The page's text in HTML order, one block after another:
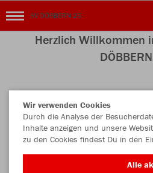
SV DÖBBERN 25
Herzlich Willkommen
Nachhaltig
Wir verwenden Cookies
Durch die Analyse der
Inhalte anzeigen und unsere
zu den Cookies findest Du in den
Alle